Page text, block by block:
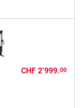
CHF 2’999.00